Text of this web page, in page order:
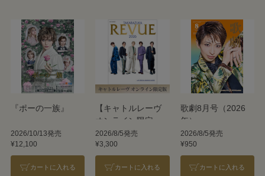
『ポーの一族』
2026/10/13発売
¥12,100
カートに入れる
【キャトルレーヴ
オンライン限定
版】TAKARAZUKA
REVUE 2026
2026/8/5発売
¥3,300
カートに入れる
歌劇8月号（2026
年）
2026/8/5発売
¥950
カートに入れる